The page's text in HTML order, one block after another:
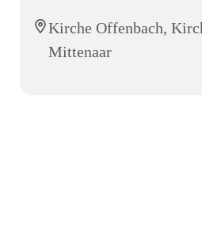
Kirche Offenbach,
Mittenaar